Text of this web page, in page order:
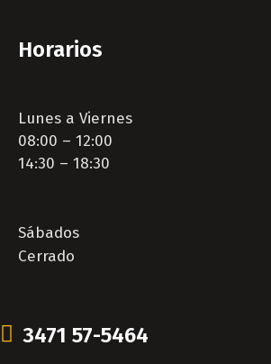
Horarios
Lunes a Viernes
08:00 – 12:00
14:30 – 18:30
Sábados
Cerrado
3471 57-5464